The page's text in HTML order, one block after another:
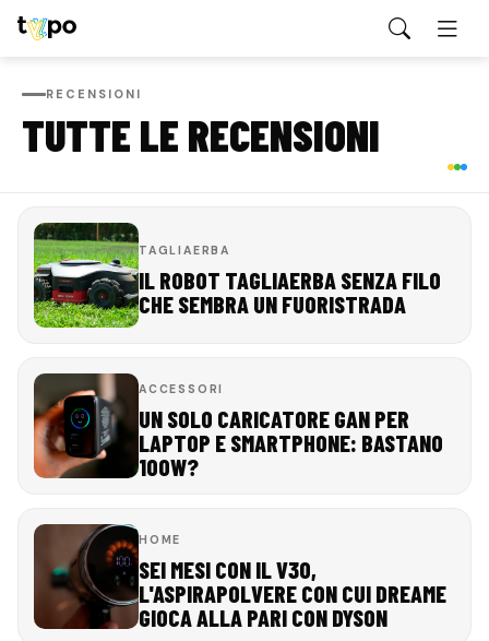
RECENSIONI
TUTTE LE RECENSIONI
TAGLIAERBA
IL ROBOT TAGLIAERBA SENZA FILO
CHE SEMBRA UN FUORISTRADA
ACCESSORI
UN SOLO CARICATORE GAN PER
LAPTOP E SMARTPHONE: BASTANO
100W?
HOME
SEI MESI CON IL V30,
L'ASPIRAPOLVERE CON CUI DREAME
GIOCA ALLA PARI CON DYSON